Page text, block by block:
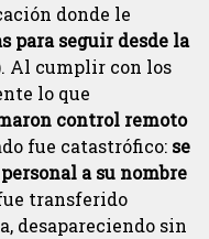
donde le
para seguir desde la
Al cumplir con los
lo que
control remoto
fue catastrófico: se
a su nombre
transferido
desapareciendo sin